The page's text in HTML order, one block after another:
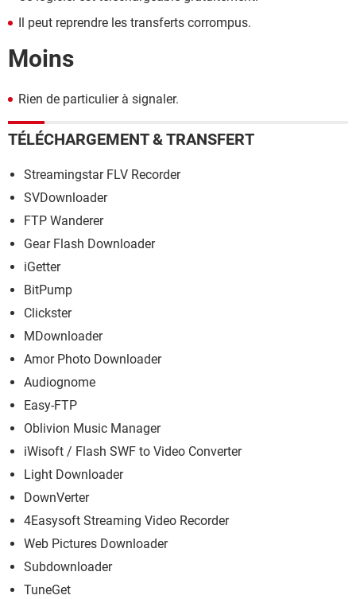
Il peut reprendre les transferts corrompus.
Moins
Rien de particulier à signaler.
TÉLÉCHARGEMENT & TRANSFERT
Streamingstar FLV Recorder
SVDownloader
FTP Wanderer
Gear Flash Downloader
iGetter
BitPump
Clickster
MDownloader
Amor Photo Downloader
Audiognome
Easy-FTP
Oblivion Music Manager
iWisoft / Flash SWF to Video Converter
Light Downloader
DownVerter
4Easysoft Streaming Video Recorder
Web Pictures Downloader
Subdownloader
TuneGet